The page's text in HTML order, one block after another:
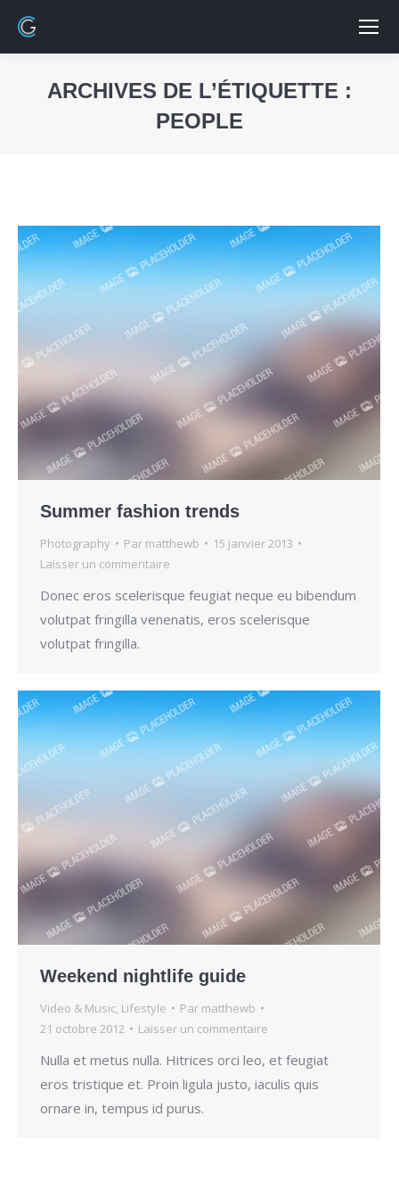
ARCHIVES DE L’ÉTIQUETTE :
PEOPLE
Summer fashion trends
Photography Par matthewb
15 janvier 2013
Laisser un commentaire
Donec eros scelerisque feugiat neque eu bibendum
volutpat fringilla venenatis, eros scelerisque
volutpat fringilla.
Weekend nightlife guide
Video & Music, Lifestyle Par matthewb
21 octobre 2012
Laisser un commentaire
Nulla et metus nulla. Hitrices orci leo, et feugiat
eros tristique et. Proin ligula justo, iaculis quis
ornare in, tempus id purus.